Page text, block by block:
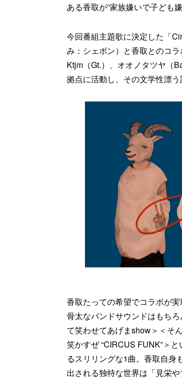
ある香取が“家族嫌いで子ども
今回番組主題歌に決定した「
み：シェボン）と香取とのコ
Ktjm（Gt.）、オオノタツヤ（
拠点に活動し、その文学性漂
香取たっての希望でコラボが
骨太なバンドサウンドはもち
て笑わせてあげまshow＞＜そ
笑かすぜ “CIRCUS FUNK”＞
るスリリングな1曲。香取自身
出される独特な世界は「見栄